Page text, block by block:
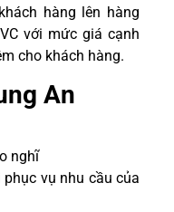
hàng lên hàng
với mức giá cạnh
cho khách hàng.
An
nghĩ
vụ nhu cầu của